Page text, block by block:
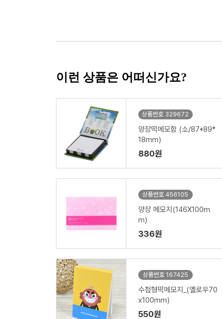
이런 상품은 어떠신가요?
상품번호 329672
양장떡메모함 (소/87*89*
18mm)
880원
상품번호 456105
양장 메모지(146X100m
m)
336원
상품번호 167425
수첩형떡메모지_(옐로우70
x100mm)
550원